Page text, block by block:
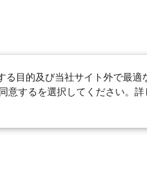
目的及び当社サイト外で最
意するを選択してください。詳